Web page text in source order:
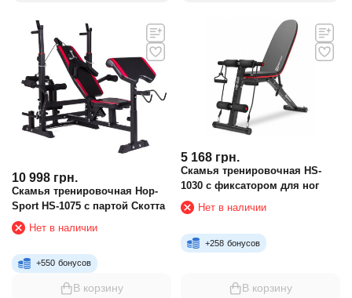
10 998 грн.
Скамья тренировочная Hop-
Sport HS-1075 с партой Скотта
Нет в наличии
+550 бонусов
В корзину
5 168 грн.
Скамья тренировочная HS-
1030 с фиксатором для ног
Нет в наличии
+258 бонусов
В корзину